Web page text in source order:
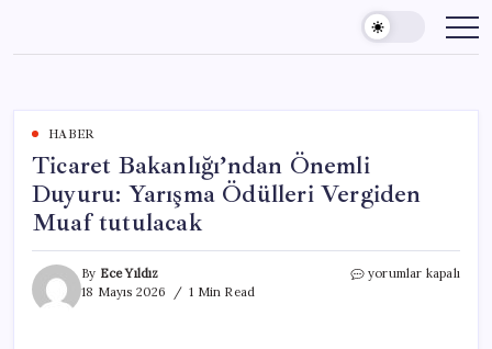
content
HABER
Ticaret Bakanlığı’ndan Önemli
Duyuru: Yarışma Ödülleri Vergiden
Muaf tutulacak
By Ece Yıldız
18 Mayıs 2026
1 Min Read
Ticaret
yorumlar kapalı